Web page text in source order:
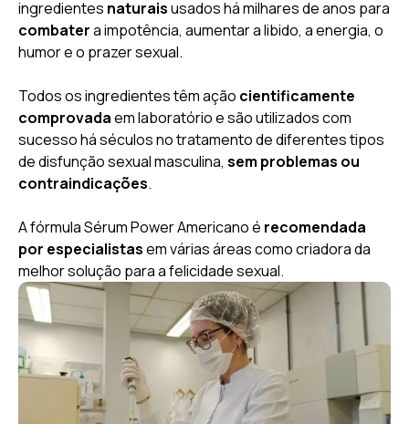
ingredientes naturaisusados há milhares de anos para
combatera impotência, aumentar a libido, a energia, o
humor e o prazer sexual.
Todos os ingredientes têm ação cientificamente
comprovadaem laboratório e são utilizados com
sucesso há séculos no tratamento de diferentes tipos
de disfunção sexual masculina, sem problemas ou
contraindicações.
A fórmula Sérum Power Americano é recomendada
por especialistasem várias áreas como criadora da
melhor solução para a felicidade sexual.